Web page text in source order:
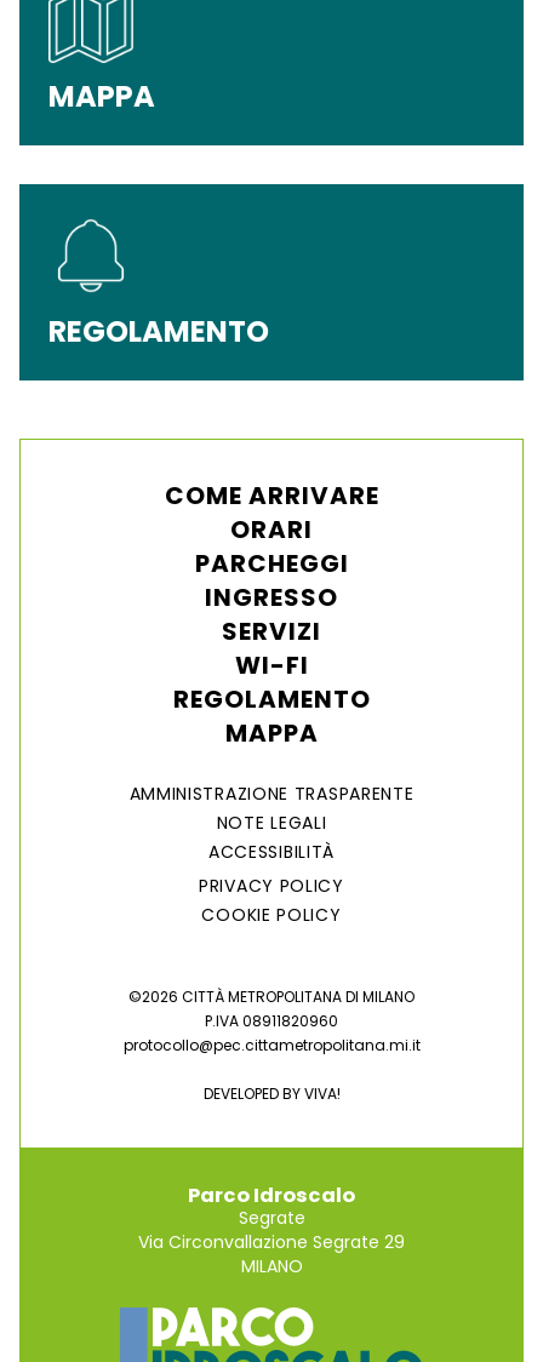
MAPPA
REGOLAMENTO
Parco Idroscalo
Segrate
Via Circonvallazione Segrate 29
MILANO
COME ARRIVARE
ORARI
PARCHEGGI
INGRESSO
SERVIZI
WI-FI
REGOLAMENTO
MAPPA
AMMINISTRAZIONE TRASPARENTE
NOTE LEGALI
ACCESSIBILITÀ
PRIVACY POLICY
COOKIE POLICY
©2026 CITTÀ METROPOLITANA DI MILANO
P.IVA 08911820960
protocollo@pec.cittametropolitana.mi.it
DEVELOPED BYVIVA!